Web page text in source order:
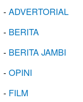
-ADVERTORIAL
- BERITA
- BERITA JAMBI
-OPINI
- FILM